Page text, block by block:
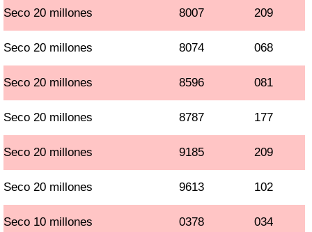
Seco 20 millones 8007 209
Seco 20 millones 8074 068
Seco 20 millones 8596 081
Seco 20 millones 8787 177
Seco 20 millones 9185 209
Seco 20 millones 9613 102
Seco 10 millones 0378 034